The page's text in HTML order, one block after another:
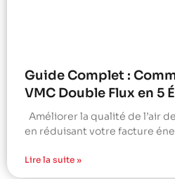
Guide Complet :
VMC Double Flux en 5
Améliorer la qualité de l’air
en réduisant votre facture
Lire la suite »